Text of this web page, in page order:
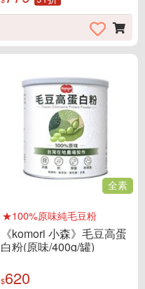
全素
★100%原味純毛豆粉
《komori 小森》毛豆高蛋
白粉(原味/400g/罐)
$620